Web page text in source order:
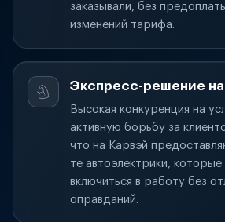
заказывали, без
изменений тарифа.
Экспресс-решение
Высокая конкуренция на
активную борьбу за
что на Карвэй
те автоэлектрики, которые
включиться в работу без
оправданий.